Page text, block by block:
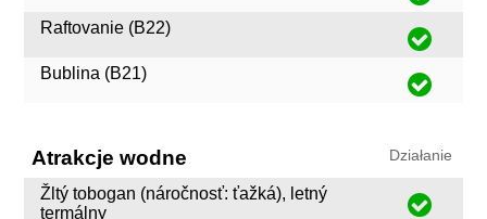
Raftovanie (B22)
Bublina (B21)
Atrakcje wodne Działanie
Žltý tobogan (náročnosť: ťažká), letný
termálny